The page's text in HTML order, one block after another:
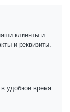
клиенты и
и реквизиты.
удобное время